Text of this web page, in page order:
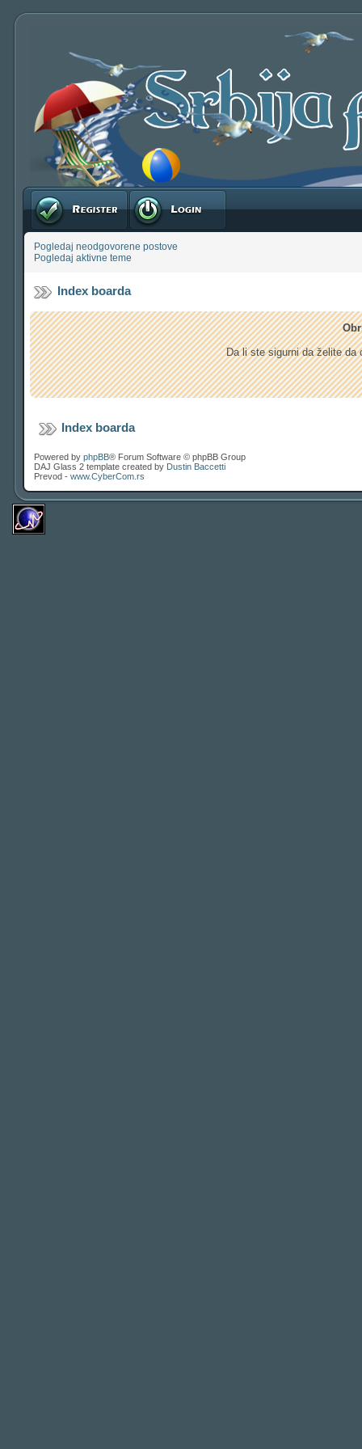
Registruj se Prijavite se
Pogledaj neodgovorene postove
Pogledaj aktivne teme
Index boarda
Da li ste sigurni da želite da
Index boarda
Powered by phpBB® Forum Software © phpBB Group
DAJ Glass 2 template created by Dustin Baccetti
Prevod - www.CyberCom.rs